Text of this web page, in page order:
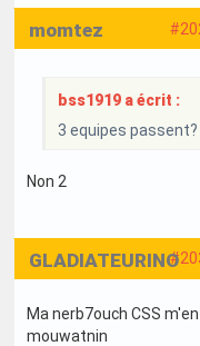
momtez
bss1919 a écrit :
3 equipes passent?
Non 2
GLADIATEURINO
Ma nerb7ouch CSS
mouwatnin